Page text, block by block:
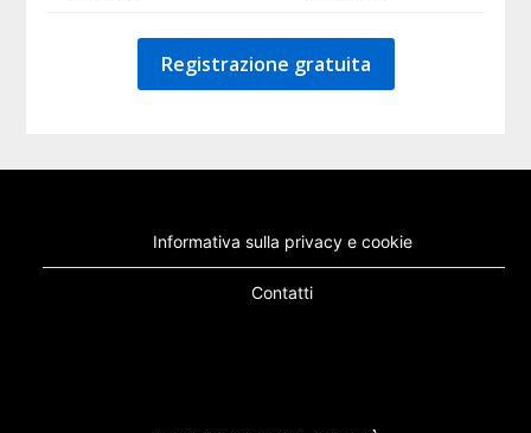
Registrazione gratuita
Informativa sulla privacy e cookie
Contatti